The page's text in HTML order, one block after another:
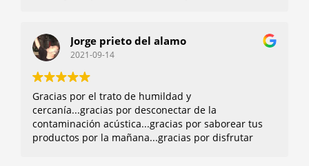
Jorge prieto del alamo
2021-09-14
Gracias por el trato de humildad y
cercanía...gracias por desconectar de la
contaminación acústica...gracias por saborear tus
productos por la mañana...gracias por disfrutar